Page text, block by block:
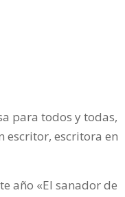
para todos y todas,
escritor, escritora en
año «El sanador de